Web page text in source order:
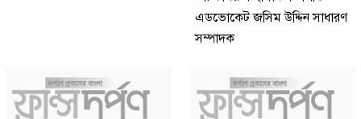
এডভোকেট জসিম উদ্দিন সাধারণ
সম্পাদক